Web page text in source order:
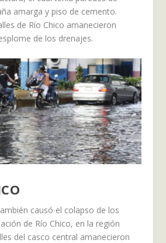
amarga y piso de cemento.
de Río Chico amanecieron
de los drenajes.
causó el colapso de los
de Río Chico, en la región
del casco central amanecieron